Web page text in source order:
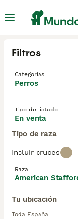
Filtros
Categorías
Perros
Tipo de listado
En venta
Tipo de raza
Incluir cruces
Raza
American
Tu ubicación
Toda España